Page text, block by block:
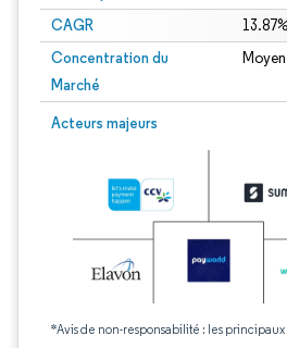
CAGR 13.87%
Concentration du
Marché
Moyen
Acteurs majeurs
*Avis de non-responsabilité : les principaux